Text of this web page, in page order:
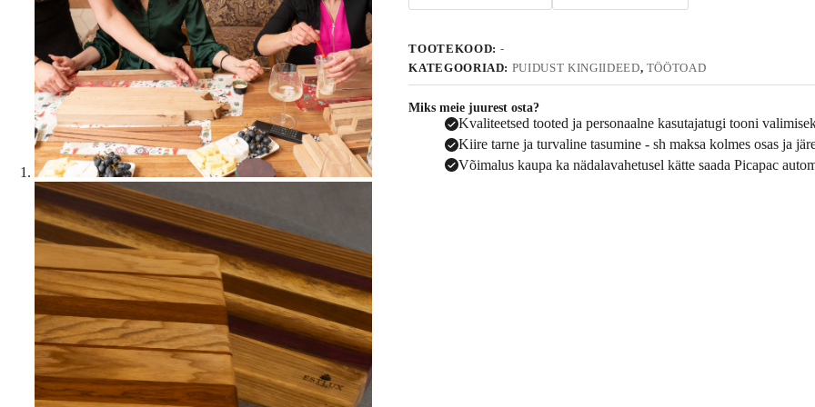
i
:
TOOTEKOOD: -
KATEGOORIAD: PUIDUST KINGIIDEED, TÖÖTOAD
Miks meie juurest osta?
Kvaliteetsed tooted ja personaalne kasutajatugi tooni
Kiire tarne ja turvaline tasumine - sh maksa kolmes osas ja
Võimalus kaupa ka nädalavahetusel kätte saada Picapac